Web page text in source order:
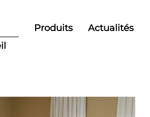
Produits Actualités